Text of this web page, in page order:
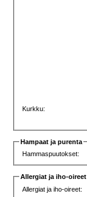
Kurkku:
Hampaat ja purenta
Hammaspuutokset:
Allergiat ja iho-oireet
Allergiat ja iho-oireet: